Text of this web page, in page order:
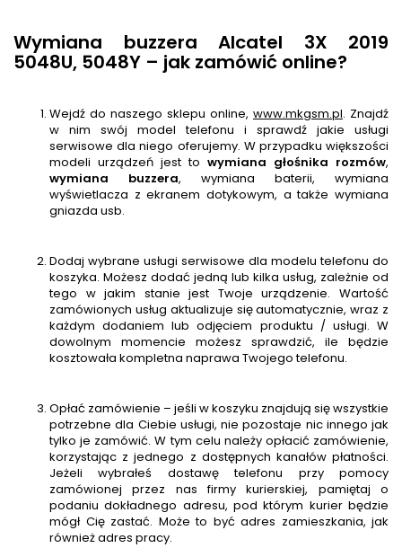
Wymiana buzzera Alcatel 3X 2019
5048U, 5048Y – jak zamówić online?
Wejdź do naszego sklepu online, www.mkgsm.pl. Znajdź
w nim swój model telefonu i sprawdź jakie usługi
serwisowe dla niego oferujemy. W przypadku większości
modeli urządzeń jest to wymiana głośnika rozmów,
wymiana buzzera, wymiana baterii, wymiana
wyświetlacza z ekranem dotykowym, a także wymiana
gniazda usb.
Dodaj wybrane usługi serwisowe dla modelu telefonu do
koszyka. Możesz dodać jedną lub kilka usług, zależnie od
tego w jakim stanie jest Twoje urządzenie. Wartość
zamówionych usług aktualizuje się automatycznie, wraz z
każdym dodaniem lub odjęciem produktu / usługi. W
dowolnym momencie możesz sprawdzić, ile będzie
kosztowała kompletna naprawa Twojego telefonu.
Opłać zamówienie – jeśli w koszyku znajdują się wszystkie
potrzebne dla Ciebie usługi, nie pozostaje nic innego jak
tylko je zamówić. W tym celu należy opłacić zamówienie,
korzystając z jednego z dostępnych kanałów płatności.
Jeżeli wybrałeś dostawę telefonu przy pomocy
zamówionej przez nas firmy kurierskiej, pamiętaj o
podaniu dokładnego adresu, pod którym kurier będzie
mógł Cię zastać. Może to być adres zamieszkania, jak
również adres pracy.